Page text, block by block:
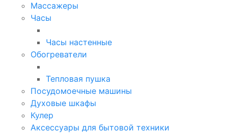
Массажеры
Часы
Часы настенные
Обогреватели
Тепловая пушка
Посудомоечные машины
Духовые шкафы
Кулер
Аксессуары для бытовой техники